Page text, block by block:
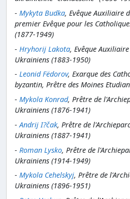
- Mykyta Budka, Evêque Auxiliaire
premier Evêque pour les
(1877-1949)
- Hryhorij Lakota, Evêque
Ukrainiens (1883-1950)
- Leonid Fëdorov, Exarque des
byzantin, Prêtre des Moines
- Mykola Konrad, Prêtre de
Ukrainiens (1876-1941)
-Andrij I?čak, Prêtre de
Ukrainiens (1887-1941)
- Roman Lysko, Prêtre de
Ukrainiens (1914-1949)
- Mykola Cehelskyj, Prêtre de
Ukrainiens (1896-1951)